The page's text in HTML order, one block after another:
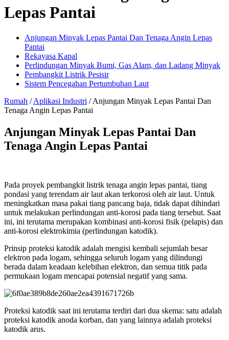
Lepas Pantai
Anjungan Minyak Lepas Pantai Dan Tenaga Angin Lepas
Pantai
Rekayasa Kapal
Perlindungan Minyak Bumi, Gas Alam, dan Ladang Minyak
Pembangkit Listrik Pesisir
Sistem Pencegahan Pertumbuhan Laut
Rumah /Aplikasi Industri / Anjungan Minyak Lepas Pantai Dan
Tenaga Angin Lepas Pantai
Anjungan Minyak Lepas Pantai Dan
Tenaga Angin Lepas Pantai
Pada proyek pembangkit listrik tenaga angin lepas pantai, tiang
pondasi yang terendam air laut akan terkorosi oleh air laut. Untuk
meningkatkan masa pakai tiang pancang baja, tidak dapat dihindari
untuk melakukan perlindungan anti-korosi pada tiang tersebut. Saat
ini, ini terutama merupakan kombinasi anti-korosi fisik (pelapis) dan
anti-korosi elektrokimia (perlindungan katodik).
Prinsip proteksi katodik adalah mengisi kembali sejumlah besar
elektron pada logam, sehingga seluruh logam yang dilindungi
berada dalam keadaan kelebihan elektron, dan semua titik pada
permukaan logam mencapai potensial negatif yang sama.
Proteksi katodik saat ini terutama terdiri dari dua skema: satu adalah
proteksi katodik anoda korban, dan yang lainnya adalah proteksi
katodik arus.